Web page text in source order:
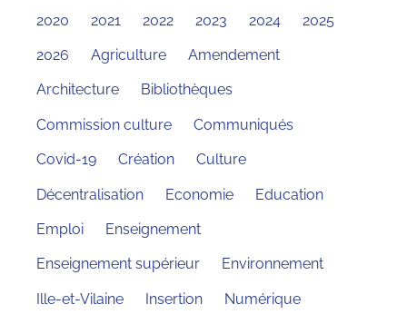
2020 2021 2022 2023 2024 2025
2026 Agriculture Amendement
Architecture Bibliothèques
Commission culture Communiqués
Covid-19 Création Culture
Décentralisation Economie Education
Emploi Enseignement
Enseignement supérieur Environnement
Ille-et-Vilaine Insertion Numérique